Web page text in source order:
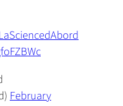
February